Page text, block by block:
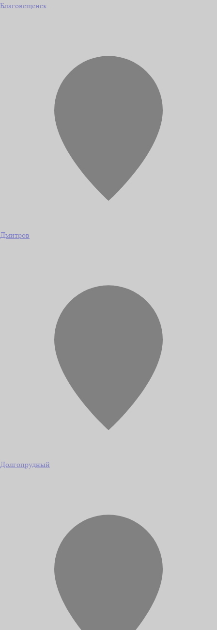
Благовещенск
Дмитров
Долгопрудный